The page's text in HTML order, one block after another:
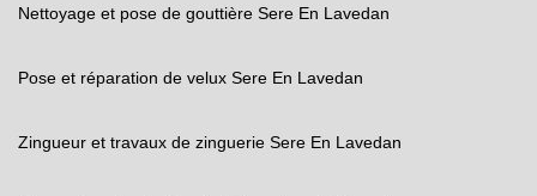
Nettoyage et pose de gouttière Sere En Lavedan
Pose et réparation de velux Sere En Lavedan
Zingueur et travaux de zinguerie Sere En Lavedan